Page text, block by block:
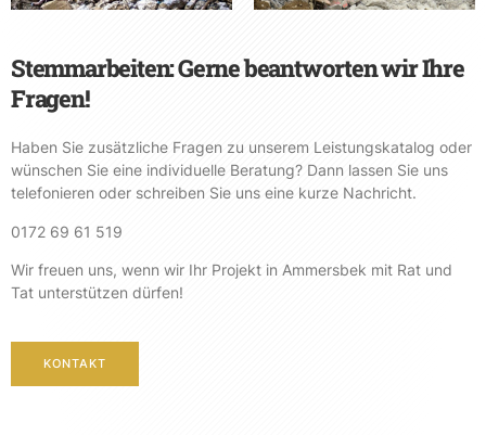
Stemmarbeiten: Gerne beantworten wir Ihre
Fragen!
Haben Sie zusätzliche Fragen zu unserem Leistungskatalog oder
wünschen Sie eine individuelle Beratung? Dann lassen Sie uns
telefonieren oder schreiben Sie uns eine kurze Nachricht.
0172 69 61 519
Wir freuen uns, wenn wir Ihr Projekt in Ammersbek mit Rat und
Tat unterstützen dürfen!
KONTAKT